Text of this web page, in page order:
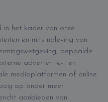
in het kader van onze
en mits naleving van
bepaalde
advertentie- en
mediaplatformen of online
op onder meer
aanbieden van